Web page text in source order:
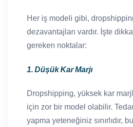
Her iş modeli gibi,
dezavantajları vardır. İşte
gereken noktalar:
1. Düşük Kar Marjı
Dropshipping, yüksek kar
için zor bir model olabilir.
yapma yeteneğiniz sınırlıdır,